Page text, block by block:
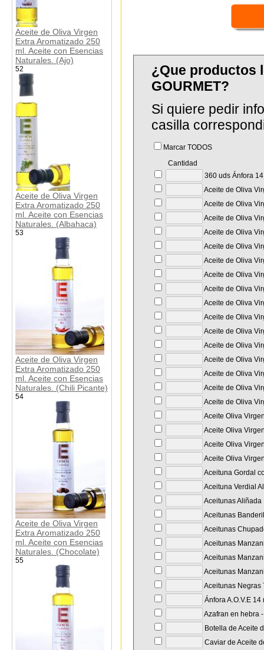
Aceite de Oliva Virgen
Extra Aromatizado 250
ml. Aceite con Esencias
Naturales. (Ajo)
52
Aceite de Oliva Virgen
Extra Aromatizado 250
ml. Aceite con Esencias
Naturales. (Albahaca)
53
Aceite de Oliva Virgen
Extra Aromatizado 250
ml. Aceite con Esencias
Naturales. (Chili Picante)
54
Aceite de Oliva Virgen
Extra Aromatizado 250
ml. Aceite con Esencias
Naturales. (Chocolate)
55
¿Que productos
GOURMET?
Si quiere pedir
casilla
Marcar TODOS
Cantidad
360 uds Ánfora
Aceite de Oliva
Aceite de Oliva
Aceite de Oliva
Aceite de Oliva
Aceite de Oliva
Aceite de Oliva
Aceite de Oliva
Aceite de Oliva
Aceite de Oliva
Aceite de Oliva
Aceite de Oliva
Aceite de Oliva
Aceite de Oliva
Aceite de Oliva
Aceite de Oliva
Aceite de Oliva
Aceite Oliva
Aceite Oliva
Aceite Oliva
Aceite Oliva
Aceituna Gordal
Aceituna Verdial
Aceitunas Aliñada
Aceitunas
Aceitunas
Aceitunas
Aceitunas
Aceitunas
Aceitunas Negras
Ánfora A.O.V.E
Azafran en hebra
Botella de Aceite
Caviar de Aceite